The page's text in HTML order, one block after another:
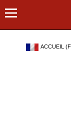
ACCUEIL